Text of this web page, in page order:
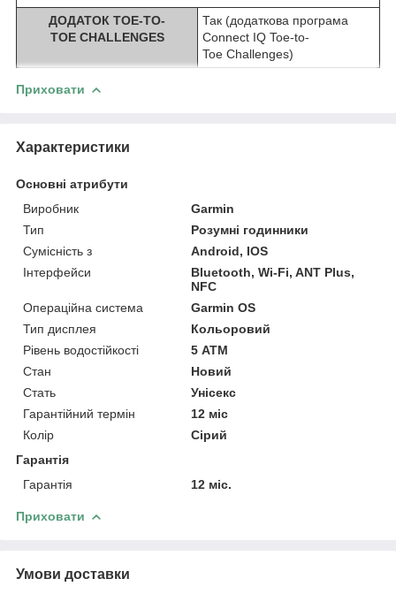
ДОДАТОК TOE-TO-
TOE CHALLENGES
Так (додаткова програма
Connect IQ Toe-to-
Toe Challenges)
Приховати
Характеристики
Основні атрибути
Виробник
Garmin
Тип
Розумні годинники
Сумісність з
Android, IOS
Інтерфейси
Bluetooth, Wi-Fi, ANT Plus,
NFC
Операційна система
Garmin OS
Тип дисплея
Кольоровий
Рівень водостійкості
5 АТМ
Стан
Новий
Стать
Унісекс
Гарантійний термін
12 міс
Колір
Сірий
Гарантія
Гарантія
12 міс.
Приховати
Умови доставки